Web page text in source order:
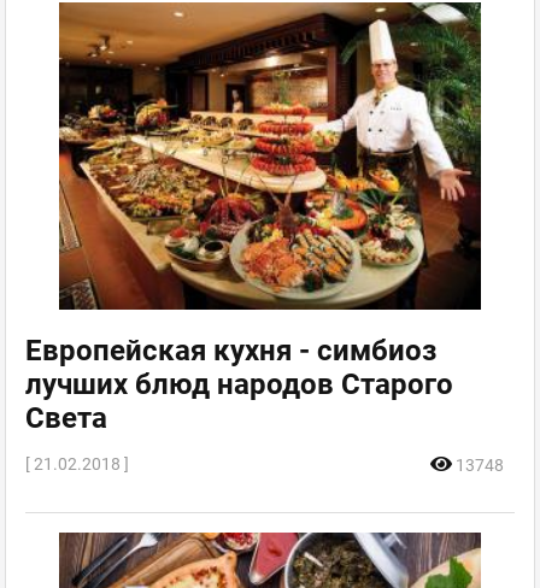
Европейская кухня - симбиоз
лучших блюд народов Старого
Света
[ 21.02.2018 ] 13748